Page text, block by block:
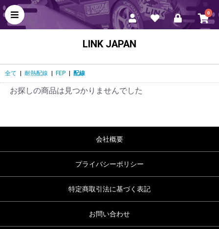
0
LINK JAPAN
全て 耐熱配線 FEP 配線
お探しの商品は見つかりませんでした
会社概要
プライバシーポリシー
特定商取引法に基づく表記
お問い合わせ